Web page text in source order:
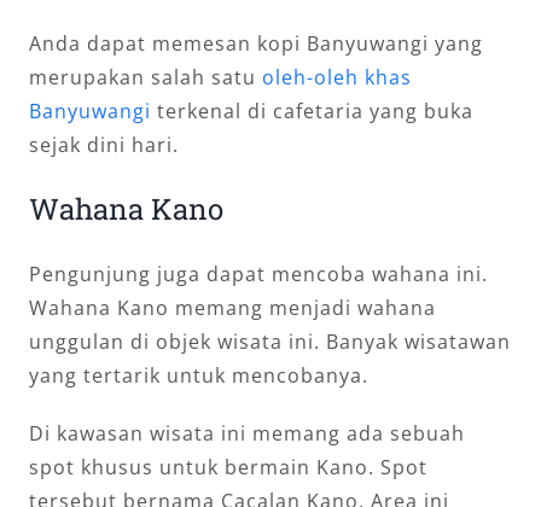
Anda dapat memesan kopi Banyuwangi yang
merupakan salah satu oleh-oleh khas
Banyuwangi terkenal di cafetaria yang buka
sejak dini hari.
Wahana Kano
Pengunjung juga dapat mencoba wahana ini.
Wahana Kano memang menjadi wahana
unggulan di objek wisata ini. Banyak wisatawan
yang tertarik untuk mencobanya.
Di kawasan wisata ini memang ada sebuah
spot khusus untuk bermain Kano. Spot
tersebut bernama Cacalan Kano. Area ini